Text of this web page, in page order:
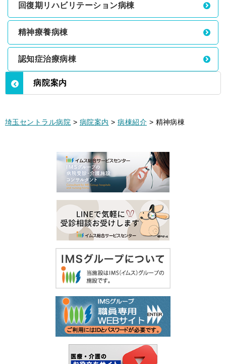
回復期リハビリテーション病棟
精神療養病棟
認知症治療病棟
病院案内
埼玉セントラル病院 > 病院案内 >病棟紹介 > 精神病棟